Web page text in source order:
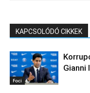
KAPCSOLÓDÓ CIKKEK
Foci
Gianni